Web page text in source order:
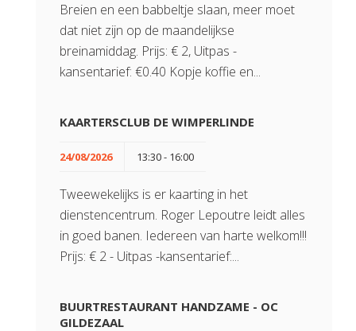
Breien en een babbeltje slaan, meer moet
dat niet zijn op de maandelijkse
breinamiddag. Prijs: € 2, Uitpas -
kansentarief: €0.40 Kopje koffie en...
KAARTERSCLUB DE WIMPERLINDE
24/08/2026 13:30 - 16:00
Tweewekelijks is er kaarting in het
dienstencentrum. Roger Lepoutre leidt alles
in goed banen. Iedereen van harte welkom!!!
Prijs: € 2 - Uitpas -kansentarief:...
BUURTRESTAURANT HANDZAME - OC
GILDEZAAL